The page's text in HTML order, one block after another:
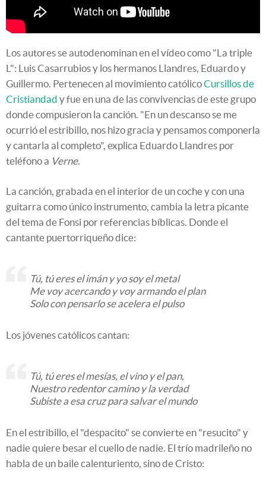
Los autores se autodenominan en el vídeo como "La triple
L": Luis Casarrubios y los hermanos Llandres, Eduardo y
Guillermo. Pertenecen al movimiento católicoCursillos de
Cristiandad y fue en una de las convivencias de este grupo
donde compusieron la canción. "En un descanso se me
ocurrió el estribillo, nos hizo gracia y pensamos componerla
y cantarla al completo", explica Eduardo Llandres por
teléfono a Verne.
La canción, grabada en el interior de un coche y con una
guitarra como único instrumento, cambia la letra picante
del tema de Fonsi por referencias bíblicas. Donde el
cantante puertorriqueño dice:
Tú, tú eres el imán y yo soy el metal
Me voy acercando y voy armando el plan
Solo con pensarlo se acelera el pulso
Los jóvenes católicos cantan:
Tú, tú eres el mesías, el vino y el pan,
Nuestro redentor camino y la verdad
Subiste a esa cruz para salvar el mundo
En el estribillo, el "despacito" se convierte en "resucito" y
nadie quiere besar el cuello de nadie. El trío madrileño no
habla de un baile calenturiento, sino de Cristo: